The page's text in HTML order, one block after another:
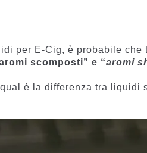
per E-Cig, è probabile che
scomposti” e “aromi
è la differenza tra liquidi